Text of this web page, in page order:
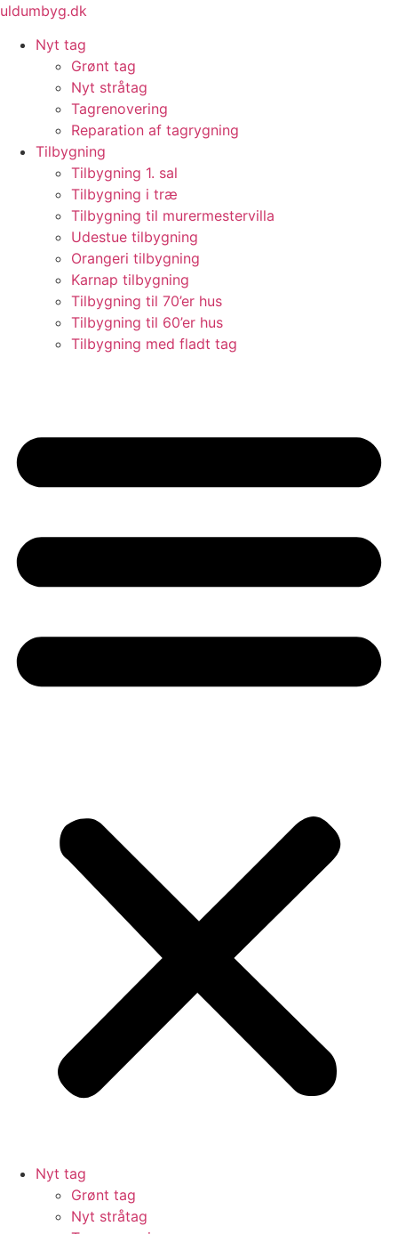
Videre
indhold
uldumbyg.dk
Nyt tag
Grønt tag
Nyt stråtag
Tagrenovering
Reparation af tagrygning
Tilbygning
Tilbygning 1. sal
Tilbygning i træ
Tilbygning til murermestervilla
Udestue tilbygning
Orangeri tilbygning
Karnap tilbygning
Tilbygning til 70’er hus
Tilbygning til 60’er hus
Tilbygning med fladt tag
Nyt tag
Grønt tag
Nyt stråtag